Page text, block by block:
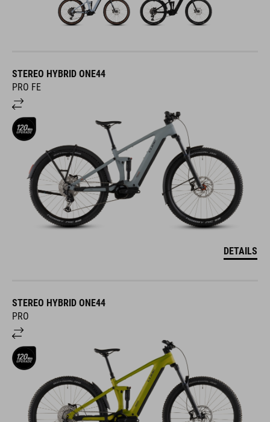
STEREO HYBRID ONE44
PRO FE
DETAILS
STEREO HYBRID ONE44
PRO